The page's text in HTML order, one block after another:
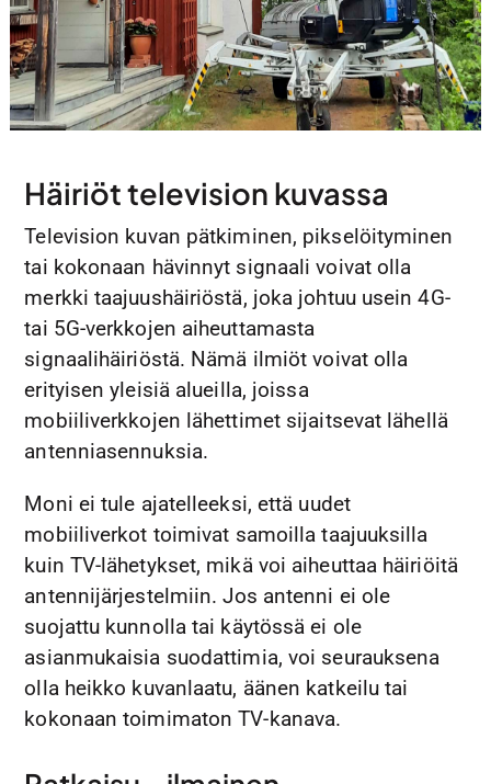
Häiriöt television kuvassa
Television kuvan pätkiminen, pikselöityminen
tai kokonaan hävinnyt signaali voivat olla
merkki taajuushäiriöstä, joka johtuu usein 4G-
tai 5G-verkkojen aiheuttamasta
signaalihäiriöstä. Nämä ilmiöt voivat olla
erityisen yleisiä alueilla, joissa
mobiiliverkkojen lähettimet sijaitsevat lähellä
antenniasennuksia.
Moni ei tule ajatelleeksi, että uudet
mobiiliverkot toimivat samoilla taajuuksilla
kuin TV-lähetykset, mikä voi aiheuttaa häiriöitä
antennijärjestelmiin. Jos antenni ei ole
suojattu kunnolla tai käytössä ei ole
asianmukaisia suodattimia, voi seurauksena
olla heikko kuvanlaatu, äänen katkeilu tai
kokonaan toimimaton TV-kanava.